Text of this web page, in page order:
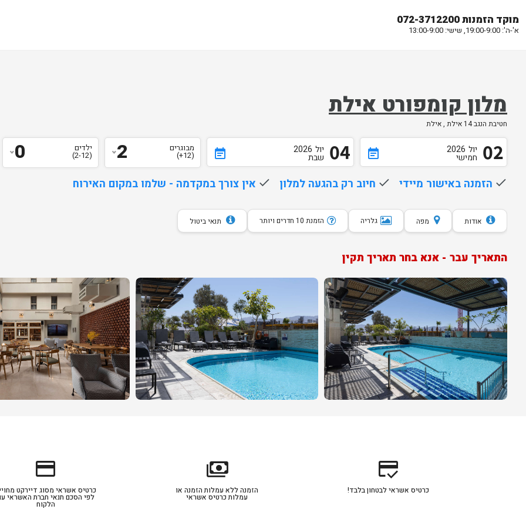
מוקד הזמנות 072-3712200
א'-ה': 19:00-9:00, שישי: 13:00-9:00
מלון קומפורט אילת
חטיבת הנגב 14 אילת , אילת
event_note 02 יול 2026
חמישי event_note 04 יול 2026
שבת
מבוגרים
(12+)
2 ילדים
(2-12)
0
done הזמנה באישור מיידי done חיוב רק בהגעה למלון done אין צורך במקדמה - שלמו במקום האירוח
אודות מפה גלריה הזמנת 10 חדרים ויותר תנאי ביטול
התאריך עבר - אנא בחר תאריך תקין
credit_score
כרטיס אשראי לבטחון בלבד!
payments
הזמנה ללא עמלות הזמנה או
עמלות כרטיס אשראי
credit_card
כרטיס אשראי מסוג דיירקט
לפי הסכם תנאי חברת האשראי
הלקוח